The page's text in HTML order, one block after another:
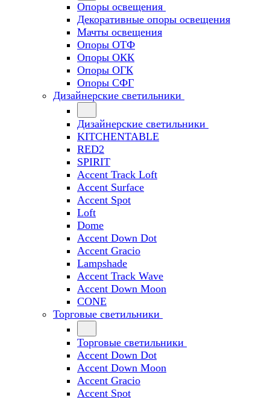
Опоры освещения
Декоративные опоры освещения
Мачты освещения
Опоры ОТФ
Опоры ОКК
Опоры ОГК
Опоры СФГ
Дизайнерские светильники
Дизайнерские светильники
KITCHENTABLE
RED2
SPIRIT
Accent Track Loft
Accent Surface
Accent Spot
Loft
Dome
Accent Down Dot
Accent Gracio
Lampshade
Accent Track Wave
Accent Down Moon
CONE
Торговые светильники
Торговые светильники
Accent Down Dot
Accent Down Moon
Accent Gracio
Accent Spot